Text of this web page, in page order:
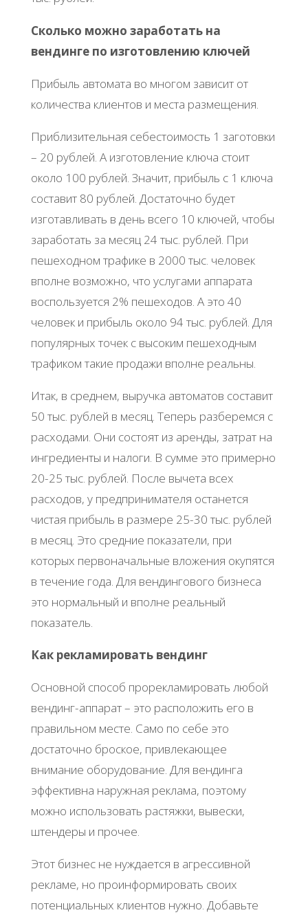
Сколько можно заработать на
вендинге по изготовлению ключей
Прибыль автомата во многом зависит от
количества клиентов и места размещения.
Приблизительная себестоимость 1 заготовки
– 20 рублей. А изготовление ключа стоит
около 100 рублей. Значит, прибыль с 1 ключа
составит 80 рублей. Достаточно будет
изготавливать в день всего 10 ключей, чтобы
заработать за месяц 24 тыс. рублей. При
пешеходном трафике в 2000 тыс. человек
вполне возможно, что услугами аппарата
воспользуется 2% пешеходов. А это 40
человек и прибыль около 94 тыс. рублей. Для
популярных точек с высоким пешеходным
трафиком такие продажи вполне реальны.
Итак, в среднем, выручка автоматов составит
50 тыс. рублей в месяц. Теперь разберемся с
расходами. Они состоят из аренды, затрат на
ингредиенты и налоги. В сумме это примерно
20-25 тыс. рублей. После вычета всех
расходов, у предпринимателя останется
чистая прибыль в размере 25-30 тыс. рублей
в месяц. Это средние показатели, при
которых первоначальные вложения окупятся
в течение года. Для вендингового бизнеса
это нормальный и вполне реальный
показатель.
Как рекламировать вендинг
Основной способ прорекламировать любой
вендинг-аппарат – это расположить его в
правильном месте. Само по себе это
достаточно броское, привлекающее
внимание оборудование. Для вендинга
эффективна наружная реклама, поэтому
можно использовать растяжки, вывески,
штендеры и прочее.
Этот бизнес не нуждается в агрессивной
рекламе, но проинформировать своих
потенциальных клиентов нужно. Добавьте